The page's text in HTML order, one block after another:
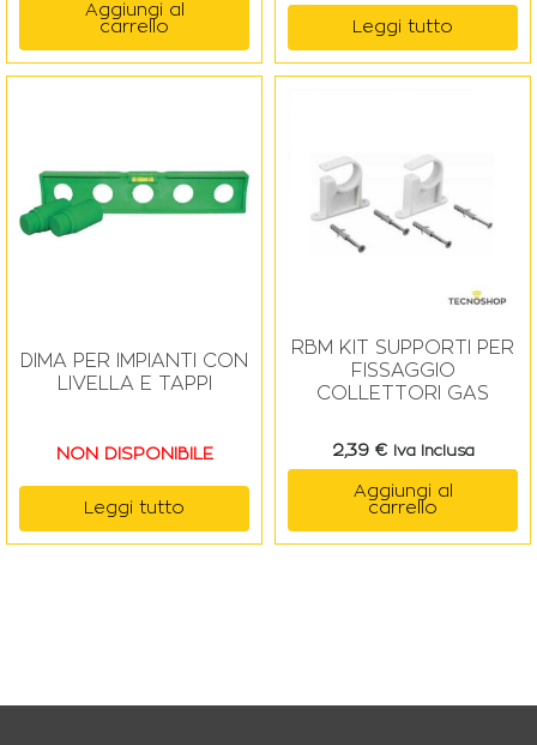
Aggiungi al
carrello
Leggi tutto
DIMA PER IMPIANTI CON
LIVELLA E TAPPI
NON DISPONIBILE
Leggi tutto
RBM KIT SUPPORTI PER
FISSAGGIO
COLLETTORI GAS
2,39 € Iva Inclusa
Aggiungi al
carrello